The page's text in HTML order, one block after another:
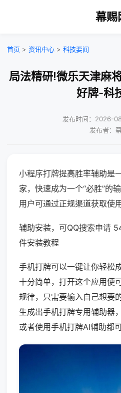
幕赐
首页 > 资讯中心 > 科技要闻
局法精研!微乐天津麻
好牌-科
发布时间：2026-
发布者：
小程序打牌提高胜率辅助是
家，快速成为一个“必胜”的
用户可通过正规渠道获取使用
辅助安装，可QQ搜索申请
件安装教程
手机打牌可以一键让你轻松
十分简单，打开这个应用便
规律，只需要输入自己想要
生成出手机打牌专用辅助器
或者使用手机打牌AI辅助都